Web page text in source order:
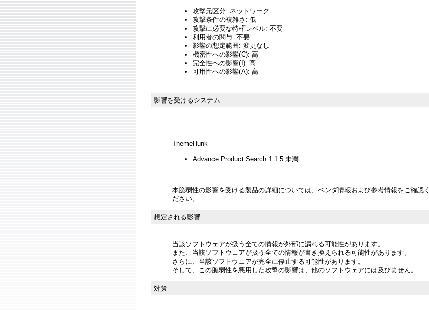
攻撃元区分: ネットワーク
攻撃条件の複雑さ: 低
攻撃に必要な特権レベル: 不要
利用者の関与: 不要
影響の想定範囲: 変更なし
機密性への影響(C): 高
完全性への影響(I): 高
可用性への影響(A): 高
影響を受けるシステム
ThemeHunk
Advance Product Search 1.1.5 未満
本脆弱性の影響を受ける製品の詳細については、ベンダ情報および参考情報をご確認く
ださい。
想定される影響
当該ソフトウェアが扱う全ての情報が外部に漏れる可能性があります。
また、当該ソフトウェアが扱う全ての情報が書き換えられる可能性があります。
さらに、当該ソフトウェアが完全に停止する可能性があります。
そして、この脆弱性を悪用した攻撃の影響は、他のソフトウェアには及びません。
対策